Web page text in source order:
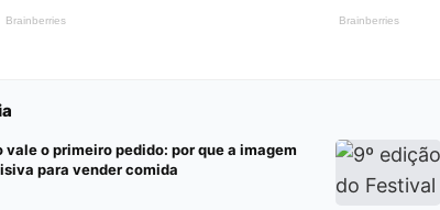
vale o primeiro pedido: por que a imagem
para vender comida